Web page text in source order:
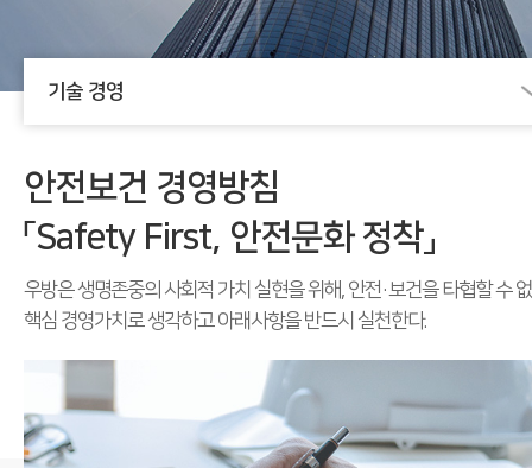
기술 경영
안전보건 경영방침
「Safety First, 안전문화 정착」
우방은 생명존중의 사회적 가치 실현을 위해, 안전·보건을 타협할 수
핵심 경영가치로 생각하고 아래사항을 반드시 실천한다.